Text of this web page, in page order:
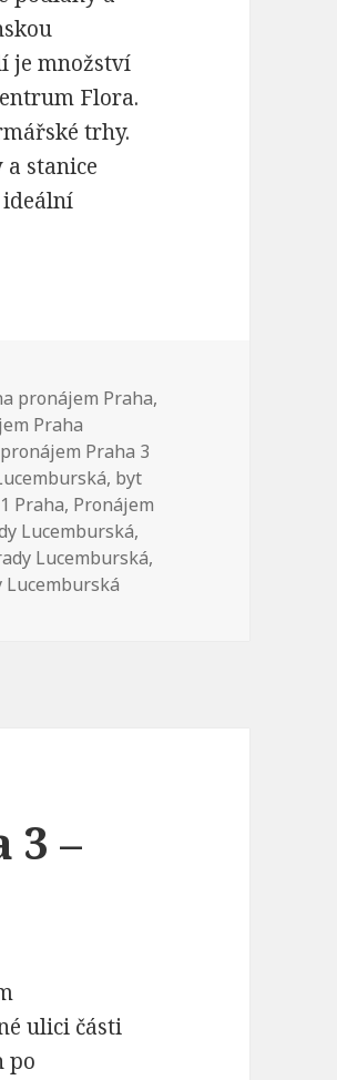
je množství
Flora.
trhy.
stanice
ideální
pronájem Praha,
Praha
Praha 3
, byt
Praha, Pronájem
Lucemburská,
Lucemburská,
3 –
ulici části
po